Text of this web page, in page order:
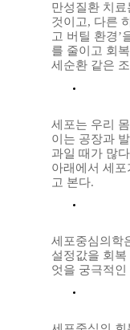
만성질환 치
것이고, 다른
고 버틸 환경’
를 줄이고 회
세순환 같은
세포는 우리
이는 공장과
과일 때가 많다
아래에서 세
고 본다.
세포중심의학
설정값을 회
엇을 궁극적